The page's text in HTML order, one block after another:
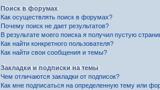
Поиск в форумах
Как осуществлять поиск в форумах?
Почему поиск не дает результатов?
В результате моего поиска я получил пустую
Как найти конкретного пользователя?
Как найти свои сообщения и темы?
Закладки и подписки на темы
Чем отличаются закладки от подписок?
Как мне подписаться на определенную тему или